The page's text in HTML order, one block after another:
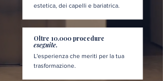
estetica, dei capelli e bariatrica.
Oltre 10.000 procedure
eseguite.
L'esperienza che meriti per la tua
trasformazione.